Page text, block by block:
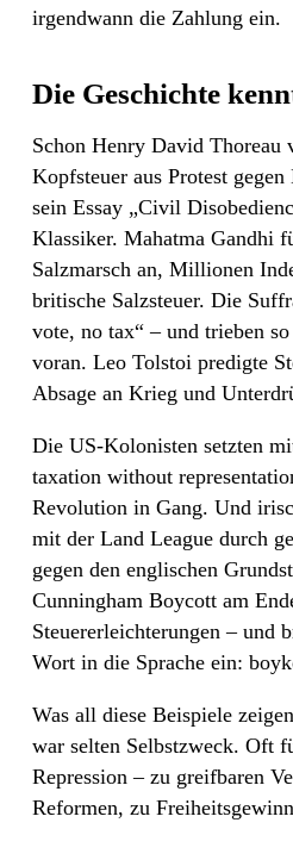
irgendwann die Zahlung ein.
Die Geschichte
Schon Henry David Thoreau
Kopfsteuer aus Protest
sein Essay „Civil
Klassiker. Mahatma Gandhi
Salzmarsch an, Millionen
britische Salzsteuer. Die
vote, no tax“ – und trieben
voran. Leo Tolstoi predigte
Absage an Krieg und
Die US-Kolonisten setzten
taxation without
Revolution in Gang. Und
mit der Land League durch
gegen den englischen
Cunningham Boycott am
Steuererleichterungen – und
Wort in die Sprache ein:
Was all diese Beispiele
war selten Selbstzweck. Oft
Repression – zu greifbaren
Reformen, zu